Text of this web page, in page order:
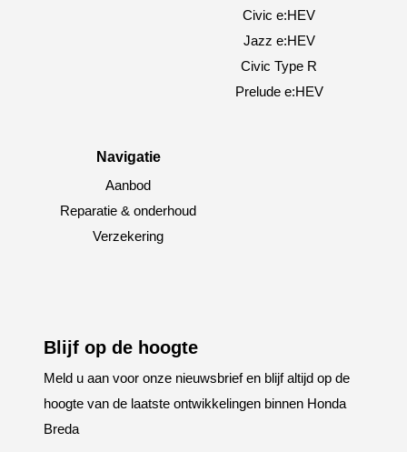
Civic e:HEV
Jazz e:HEV
Civic Type R
Prelude e:HEV
Navigatie
Aanbod
Reparatie & onderhoud
Verzekering
Blijf op de hoogte
Meld u aan voor onze nieuwsbrief en blijf altijd op de
hoogte van de laatste ontwikkelingen binnen Honda
Breda